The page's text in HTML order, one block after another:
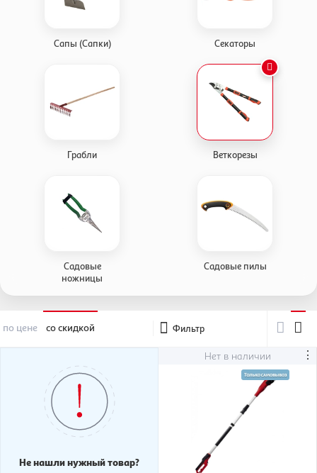
Сапы (Сапки) Секаторы
Грабли Веткорезы
Садовые
ножницы
Садовые пилы
по цене со скидкой Фильтр
Не нашли нужный товар?
Нет в наличии ⋮